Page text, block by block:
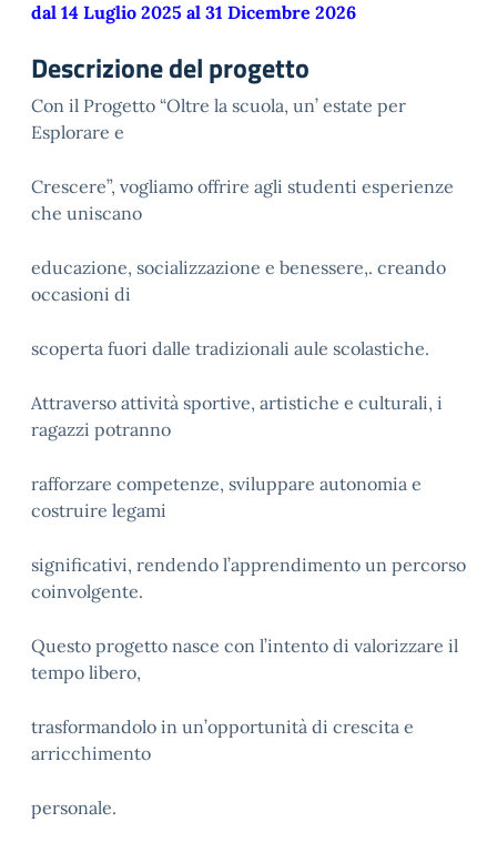
dal 14 Luglio 2025 al 31 Dicembre 2026
Descrizione del progetto
Con il Progetto “Oltre la scuola, un’ estate per
Esplorare e
Crescere”, vogliamo offrire agli studenti esperienze
che uniscano
educazione, socializzazione e benessere,. creando
occasioni di
scoperta fuori dalle tradizionali aule scolastiche.
Attraverso attività sportive, artistiche e culturali, i
ragazzi potranno
rafforzare competenze, sviluppare autonomia e
costruire legami
significativi, rendendo l’apprendimento un percorso
coinvolgente.
Questo progetto nasce con l’intento di valorizzare il
tempo libero,
trasformandolo in un’opportunità di crescita e
arricchimento
personale.